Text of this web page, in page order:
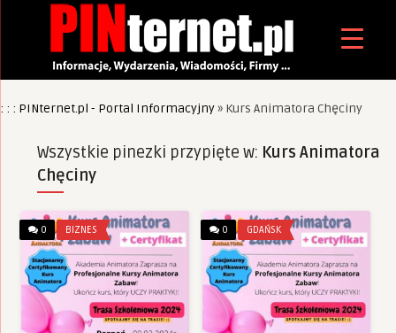
: : : PINternet.pl - Portal Informacyjny» Kurs Animatora Chęciny
Wszystkie pinezki przypięte w: Kurs Animatora
Chęciny
0 BIZNES 0 GDAŃSK